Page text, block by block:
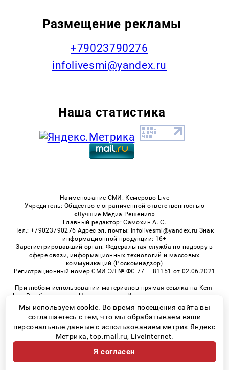
Размещение рекламы
+79023790276
infolivesmi@yandex.ru
Наша статистика
Наименование СМИ: Кемерово Live
Учредитель: Общество с ограниченной ответственностью
«Лучшие Медиа Решения»
Главный редактор: Самохин А. С.
Тел.: +79023790276 Адрес эл. почты: infolivesmi@yandex.ru Знак
информационной продукции: 16+
Зарегистрировавший орган: Федеральная служба по надзору в
сфере связи, информационных технологий и массовых
коммуникаций (Роскомнадзор)
Регистрационный номер СМИ ЭЛ № ФС 77 — 81151 от 02.06.2021
При любом использовании материалов прямая ссылка на Kem-
Live.Ru обязательна. Цитирование в Интернете возможно только
при наличии письменного разрешения.
© 2026 «Kem-Live» | Все права защищены
Возрастная категория сайта 16+
Политика конфиденциальности
Мы используем cookie. Во время посещения сайта вы
соглашаетесь с тем, что мы обрабатываем ваши
персональные данные с использованием метрик Яндекс
Метрика, top.mail.ru, LiveInternet.
Я согласен